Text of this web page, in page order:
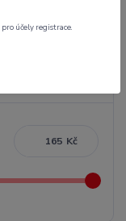
Kč
pro účely registrace.